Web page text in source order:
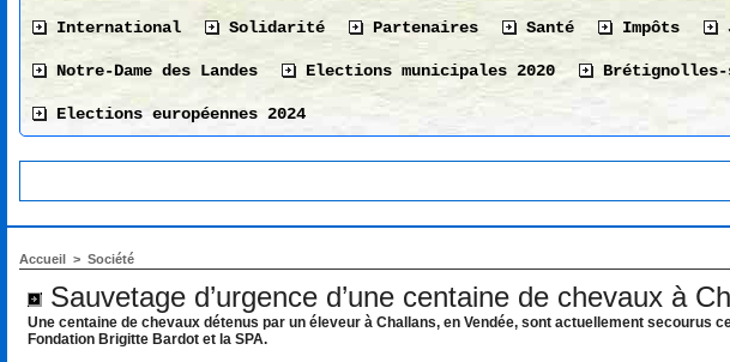
International Solidarité Partenaires Santé Impôts
Notre-Dame des Landes Elections municipales 2020 Brétignolles-
Elections européennes 2024
Accueil > Société
Sauvetage d’urgence d’une centaine de chevaux à
Une centaine de chevaux détenus par un éleveur à Challans, en Vendée, sont actuellement secourus
Fondation Brigitte Bardot et la SPA.